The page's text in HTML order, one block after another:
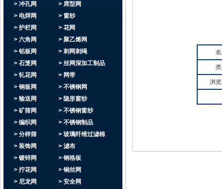
> 冲孔网
> 电焊网
> 护栏网
> 六角网
> 铝板网
> 石笼网
> 轧花网
> 钢板网
> 输送网
> 矿筛网
> 编织网
> 分样筛
> 装饰网
> 镀锌网
> 拧花网
> 尼龙网
> 席型网
> 窗纱
> 花网
> 聚乙烯网
> 刺网刺绳
> 丝网深加工制品
> 网带
> 不锈钢网
> 隐形窗纱
> 不锈钢窗纱
> 不锈钢制品
> 玻璃纤维过滤棉
> 滤布
> 钢格板
> 铜丝网
> 安全网
浏